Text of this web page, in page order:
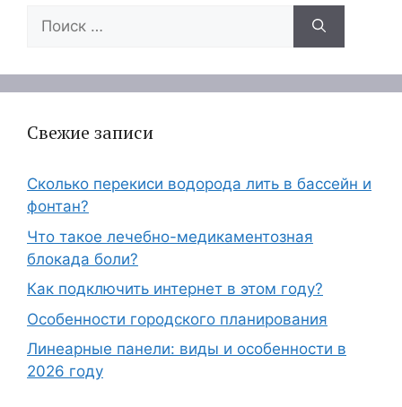
Поиск:
Свежие записи
Сколько перекиси водорода лить в бассейн и
фонтан?
Что такое лечебно-медикаментозная
блокада боли?
Как подключить интернет в этом году?
Особенности городского планирования
Линеарные панели: виды и особенности в
2026 году